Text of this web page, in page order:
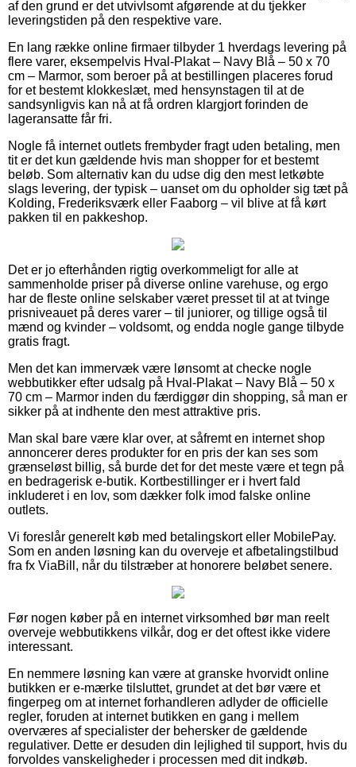
af den grund er det utvivlsomt afgørende at du tjekker
leveringstiden på den respektive vare.
En lang række online firmaer tilbyder 1 hverdags levering på
flere varer, eksempelvis Hval-Plakat – Navy Blå – 50 x 70
cm – Marmor, som beroer på at bestillingen placeres forud
for et bestemt klokkeslæt, med hensynstagen til at de
sandsynligvis kan nå at få ordren klargjort forinden de
lageransatte får fri.
Nogle få internet outlets frembyder fragt uden betaling, men
tit er det kun gældende hvis man shopper for et bestemt
beløb. Som alternativ kan du udse dig den mest letkøbte
slags levering, der typisk – uanset om du opholder sig tæt på
Kolding, Frederiksværk eller Faaborg – vil blive at få kørt
pakken til en pakkeshop.
Det er jo efterhånden rigtig overkommeligt for alle at
sammenholde priser på diverse online varehuse, og ergo
har de fleste online selskaber været presset til at at tvinge
prisniveauet på deres varer – til juniorer, og tillige også til
mænd og kvinder – voldsomt, og endda nogle gange tilbyde
gratis fragt.
Men det kan immervæk være lønsomt at checke nogle
webbutikker efter udsalg på Hval-Plakat – Navy Blå – 50 x
70 cm – Marmor inden du færdiggør din shopping, så man er
sikker på at indhente den mest attraktive pris.
Man skal bare være klar over, at såfremt en internet shop
annoncerer deres produkter for en pris der kan ses som
grænseløst billig, så burde det for det meste være et tegn på
en bedragerisk e-butik. Kortbestillinger er i hvert fald
inkluderet i en lov, som dækker folk imod falske online
outlets.
Vi foreslår generelt køb med betalingskort eller MobilePay.
Som en anden løsning kan du overveje et afbetalingstilbud
fra fx ViaBill, når du tilstræber at honorere beløbet senere.
Før nogen køber på en internet virksomhed bør man reelt
overveje webbutikkens vilkår, dog er det oftest ikke videre
interessant.
En nemmere løsning kan være at granske hvorvidt online
butikken er e-mærke tilsluttet, grundet at det bør være et
fingerpeg om at internet forhandleren adlyder de officielle
regler, foruden at internet butikken en gang i mellem
overværes af specialister der behersker de gældende
regulativer. Dette er desuden din lejlighed til support, hvis du
forvoldes vanskeligheder i processen med dit indkøb.